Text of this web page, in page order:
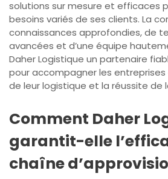
solutions sur mesure et efficaces
besoins variés de ses clients. La
connaissances approfondies, de
avancées et d’une équipe
Daher Logistique un partenaire
pour accompagner les entreprises
de leur logistique et la réussite de
Comment Daher
garantit-elle
chaîne